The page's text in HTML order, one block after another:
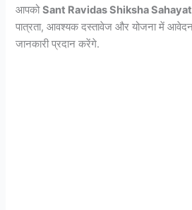
आपकोSant Ravidas Shiksha
पात्रता, आवश्यक दस्तावेज और योजना में
जानकारी प्रदान करेंगे.